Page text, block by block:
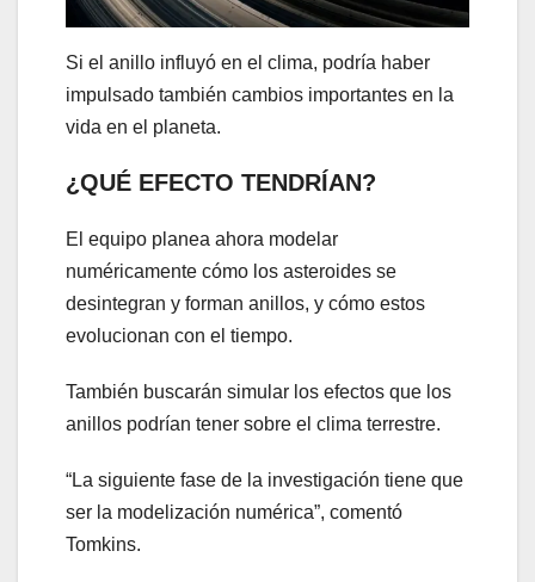
Si el anillo influyó en el clima, podría haber
impulsado también cambios importantes en la
vida en el planeta.
¿QUÉ EFECTO TENDRÍAN?
El equipo planea ahora modelar
numéricamente cómo los asteroides se
desintegran y forman anillos, y cómo estos
evolucionan con el tiempo.
También buscarán simular los efectos que los
anillos podrían tener sobre el clima terrestre.
“La siguiente fase de la investigación tiene que
ser la modelización numérica”, comentó
Tomkins.